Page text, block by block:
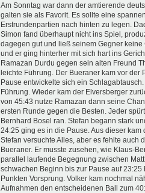
Am Sonntag war dann der amtierende
galten sie als Favorit. Es sollte eine
Erstrundenpartien nach hinten zu legen.
Simon fand überhaupt nicht ins Spiel,
dagegen gut und ließ seinem Gegner
und er ging hinterher mit sich hart ins
Ramazan Durdu gegen sein alten Freund
leichte Führung. Der Bueraner kam vor der
Pause entwickelte sich ein
Führung. Wieder kam der Elversberger
von 45:43 nutze Ramazan dann seine
ersten Runde gegen die Besten. Jeder
Bernhard Bosel ran. Stefan begann stark
24:25 ging es in die Pause. Aus dieser
Stefan versuchte Alles, aber es fehlte auch
Bueraner. Er musste zusehen, wie Klaus-
parallel laufende Begegnung zwischen
schwachen Beginn bis zur Pause auf
Punkten Vorsprung. Volker kam nochmal
Aufnahmen den entscheidenen Ball zum